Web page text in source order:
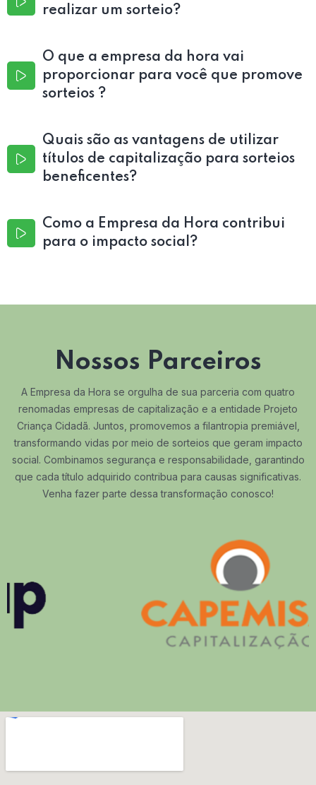
realizar um sorteio?
O que a empresa da hora vai
proporcionar para você que promove
sorteios ?
Quais são as vantagens de utilizar
títulos de capitalização para sorteios
beneficentes?
Como a Empresa da Hora contribui
para o impacto social?
Nossos Parceiros
A Empresa da Hora se orgulha de sua parceria com quatro
renomadas empresas de capitalização e a entidade Projeto
Criança Cidadã. Juntos, promovemos a filantropia premiável,
transformando vidas por meio de sorteios que geram impacto
social. Combinamos segurança e responsabilidade, garantindo
que cada título adquirido contribua para causas significativas.
Venha fazer parte dessa transformação conosco!